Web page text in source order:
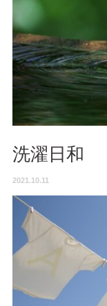
洗濯日和
2021.10.11